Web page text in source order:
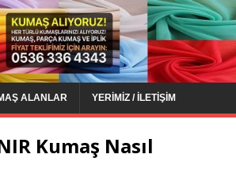
ALANLAR YERIMIZ / İLETIŞIM
Kumaş Nasıl